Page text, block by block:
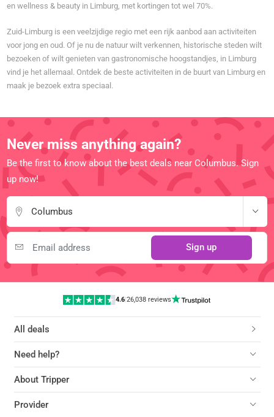
en wellness & beauty in Limburg, met kortingen tot wel 70%.
Zuid-Limburg is een veelzijdige regio met een rijk aanbod aan activiteiten
voor jong en oud. Of je nu de natuur wilt verkennen, historische steden wilt
bezoeken of wilt genieten van gastronomische hoogstandjes, in Limburg
vind je het allemaal. Ontdek de beste activiteiten in de buurt van Limburg en
maak je bezoek extra speciaal.
Never miss anything again?
Be the first to know about the best deals near Columbus. Sign
up now!
Columbus
Sign up
4.6| 26,038 reviews
All deals
Need help?
About Tripper
Provider